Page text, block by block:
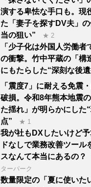
演する卑怯な手口も。現
た「妻子を探すDV夫」
当の狙い”
★ 2
「少子化は外国人労働者
の衝撃。竹中平蔵の「構
にもたらした“深刻な後
「震度7」に耐える免震
破損。令和8年熊本地震
た揺れ」が明らかにした
点”
★ 1
我が社もDXしたいけど
ドなしで業務改善ツール
スなんて本当にあるの？
ターパーク
数量限定の「夏に使いた